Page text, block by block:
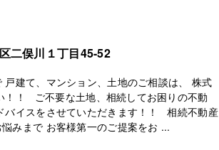
二俣川１丁目45-52
建て、マンション、土地のご相談は、 株式
！！ ご不要な土地、相続してお困りの不動
バイスをさせていただきます！！ 相続不動産
みまで お客様第一のご提案をお ...